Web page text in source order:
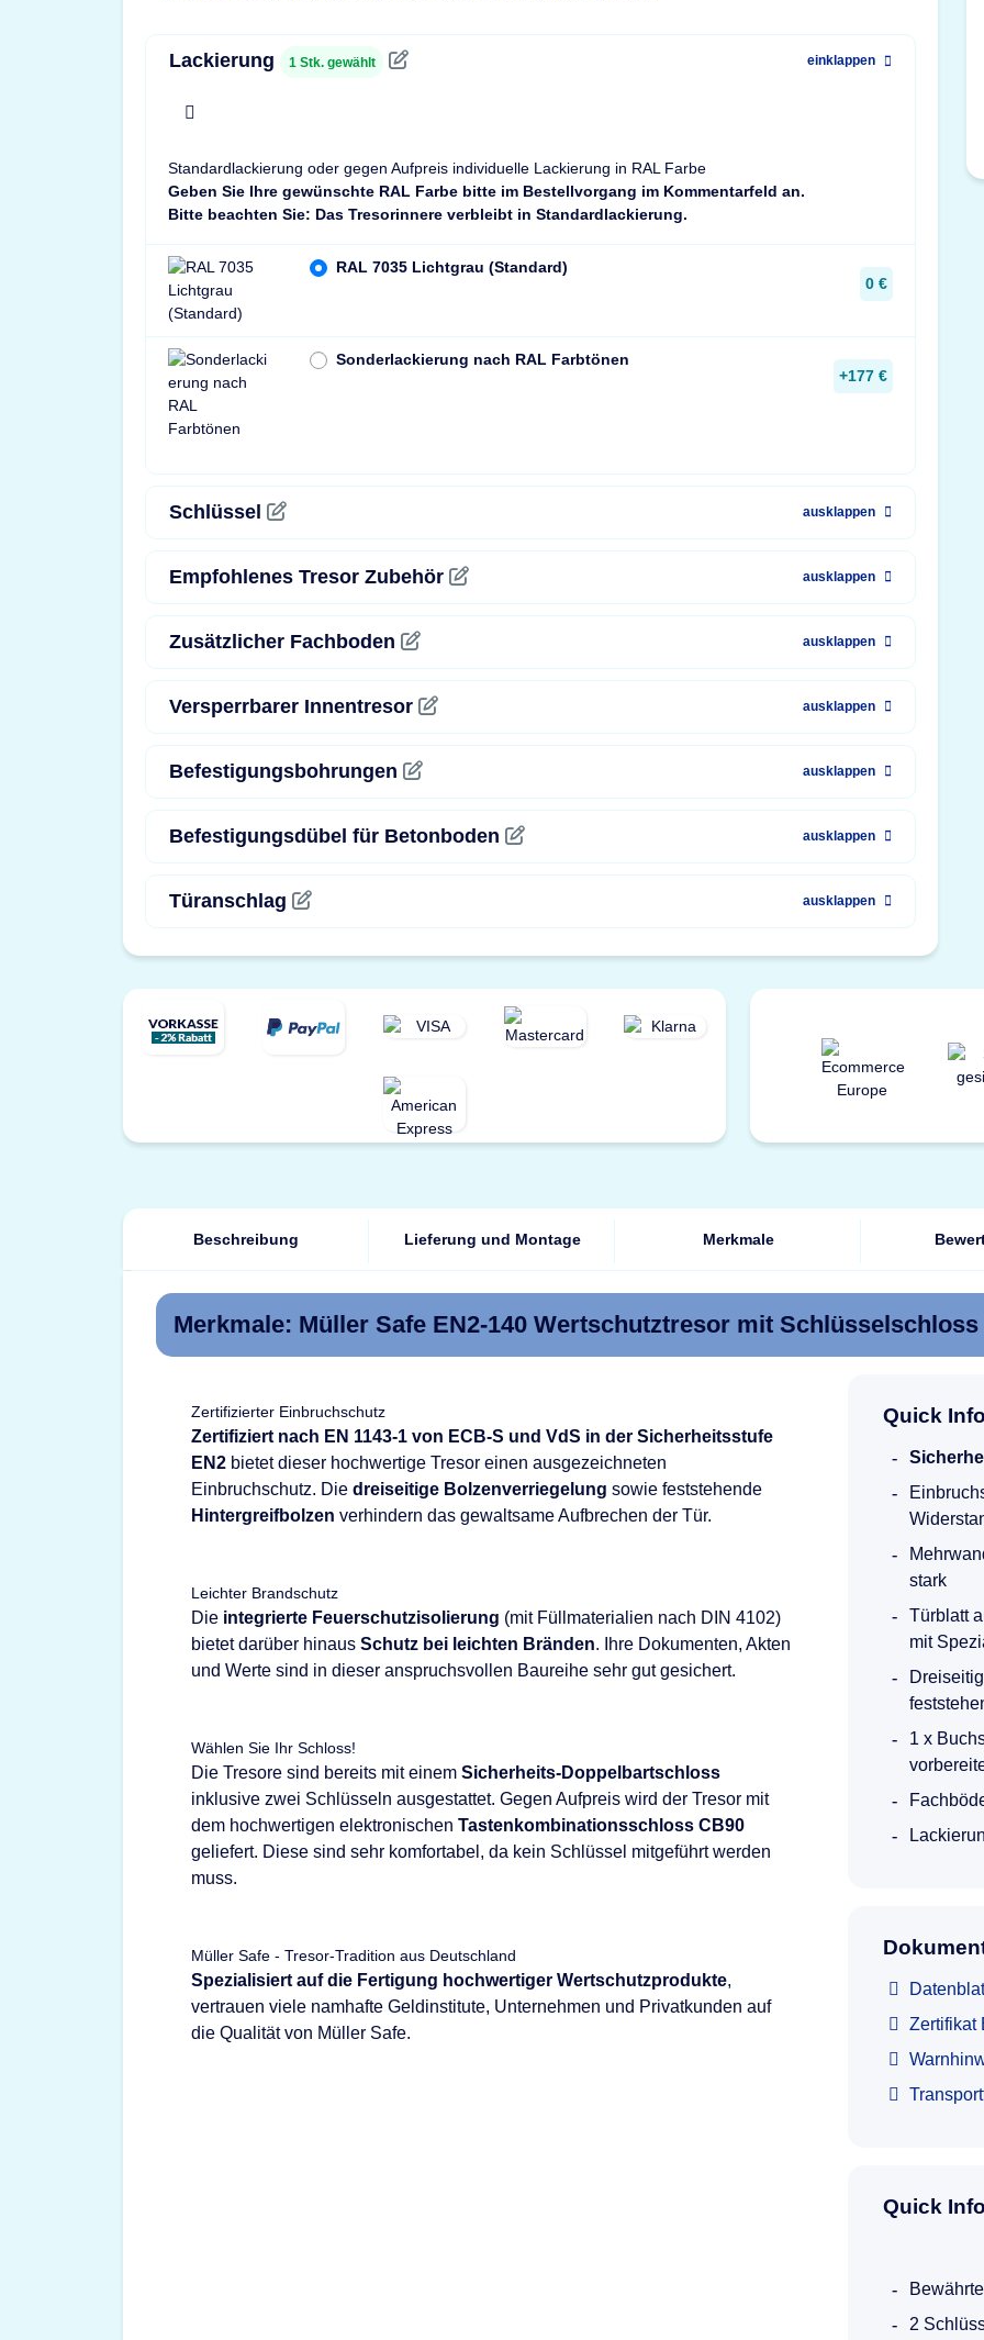
Lackierung 1 Stk. gewählt einklappen
Standardlackierung oder gegen Aufpreis individuelle Lackierung in RAL Farbe
Geben Sie Ihre gewünschte RAL Farbe bitte im Bestellvorgang im Kommentarfeld an.
Bitte beachten Sie: Das Tresorinnere verbleibt in Standardlackierung.
RAL 7035 Lichtgrau (Standard)
0 €
Sonderlackierung nach RAL Farbtönen
+177 €
Schlüssel ausklappen
Empfohlenes Tresor Zubehör ausklappen
Zusätzlicher Fachboden ausklappen
Versperrbarer Innentresor ausklappen
Befestigungsbohrungen ausklappen
Befestigungsdübel für Betonboden ausklappen
Türanschlag ausklappen
Beschreibung Lieferung und Montage Merkmale
Merkmale: Müller Safe EN2-140 Wertschutztresor mit Schlüsselschloss
Zertifizierter Einbruchschutz
Zertifiziert nach EN 1143-1 von ECB-S und VdS in der Sicherheitsstufe
EN2 bietet dieser hochwertige Tresor einen ausgezeichneten
Einbruchschutz. Die dreiseitige Bolzenverriegelung sowie feststehende
Hintergreifbolzen verhindern das gewaltsame Aufbrechen der Tür.
Leichter Brandschutz
Die integrierte Feuerschutzisolierung (mit Füllmaterialien nach DIN 4102)
bietet darüber hinaus Schutz bei leichten Bränden. Ihre Dokumenten, Akten
und Werte sind in dieser anspruchsvollen Baureihe sehr gut gesichert.
Wählen Sie Ihr Schloss!
Die Tresore sind bereits mit einem Sicherheits-Doppelbartschloss
inklusive zwei Schlüsseln ausgestattet. Gegen Aufpreis wird der Tresor mit
dem hochwertigen elektronischen Tastenkombinationsschloss CB90
geliefert. Diese sind sehr komfortabel, da kein Schlüssel mitgeführt werden
muss.
Müller Safe - Tresor-Tradition aus Deutschland
Spezialisiert auf die Fertigung hochwertiger Wertschutzprodukte,
vertrauen viele namhafte Geldinstitute, Unternehmen und Privatkunden auf
die Qualität von Müller Safe.
Quick
stark
Türblatt
mit
1 x
Zertifikat
Quick
2